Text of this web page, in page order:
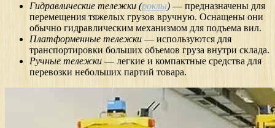
Гидравлические тележки (роклы)— предназначены для
перемещения тяжелых грузов вручную. Оснащены они
обычно гидравлическим механизмом для подъема вил.
Платформенные тележки — используются для
транспортировки больших объемов груза внутри склада.
Ручные тележки — легкие и компактные средства для
перевозки небольших партий товара.